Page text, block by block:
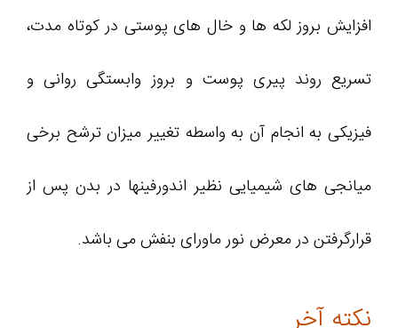
افزایش بروز لکه ها و خال های پوستی در کوتاه مدت،
تسریع روند پیری پوست و بروز وابستگی روانی و
فیزیکی به انجام آن به واسطه تغییر میزان ترشح برخی
میانجی های شیمیایی نظیر اندورفینها در بدن پس از
قرارگرفتن در معرض نور ماورای بنفش می باشد.
نکته آخر